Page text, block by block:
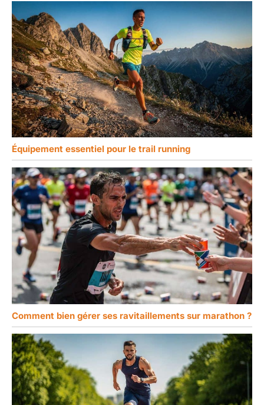
Équipement essentiel pour le trail running
Comment bien gérer ses ravitaillements sur marathon ?